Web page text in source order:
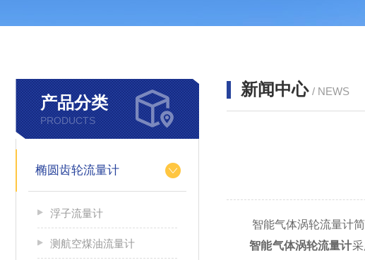
产品分类
PRODUCTS
椭圆齿轮流量计
浮子流量计
测航空煤油流量计
新闻中心 / NEWS
智能气体涡轮流量计简
智能气体涡轮流量计